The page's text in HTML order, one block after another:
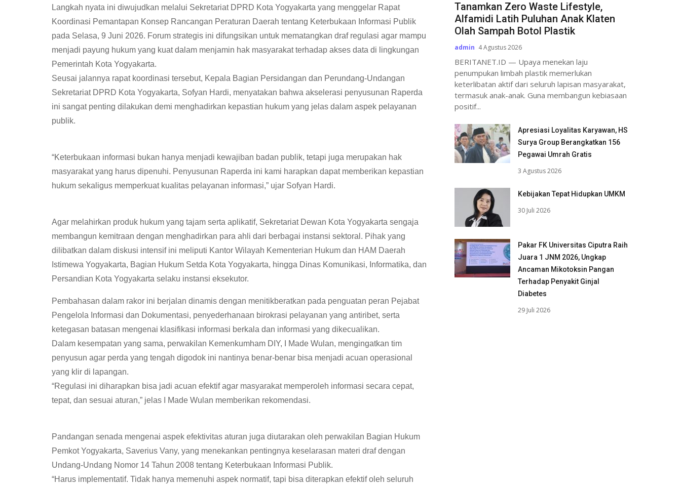
Langkah nyata ini diwujudkan melalui Sekretariat DPRD Kota Yogyakarta yang menggelar Rapat
Koordinasi Pemantapan Konsep Rancangan Peraturan Daerah tentang Keterbukaan Informasi Publik
pada Selasa, 9 Juni 2026. Forum strategis ini difungsikan untuk mematangkan draf regulasi agar mampu
menjadi payung hukum yang kuat dalam menjamin hak masyarakat terhadap akses data di lingkungan
Pemerintah Kota Yogyakarta.
Seusai jalannya rapat koordinasi tersebut, Kepala Bagian Persidangan dan Perundang-Undangan
Sekretariat DPRD Kota Yogyakarta, Sofyan Hardi, menyatakan bahwa akselerasi penyusunan Raperda
ini sangat penting dilakukan demi menghadirkan kepastian hukum yang jelas dalam aspek pelayanan
publik.
“Keterbukaan informasi bukan hanya menjadi kewajiban badan publik, tetapi juga merupakan hak
masyarakat yang harus dipenuhi. Penyusunan Raperda ini kami harapkan dapat memberikan kepastian
hukum sekaligus memperkuat kualitas pelayanan informasi,” ujar Sofyan Hardi.
Agar melahirkan produk hukum yang tajam serta aplikatif, Sekretariat Dewan Kota Yogyakarta sengaja
membangun kemitraan dengan menghadirkan para ahli dari berbagai instansi sektoral. Pihak yang
dilibatkan dalam diskusi intensif ini meliputi Kantor Wilayah Kementerian Hukum dan HAM Daerah
Istimewa Yogyakarta, Bagian Hukum Setda Kota Yogyakarta, hingga Dinas Komunikasi, Informatika, dan
Persandian Kota Yogyakarta selaku instansi eksekutor.
Pembahasan dalam rakor ini berjalan dinamis dengan menitikberatkan pada penguatan peran Pejabat
Pengelola Informasi dan Dokumentasi, penyederhanaan birokrasi pelayanan yang antiribet, serta
ketegasan batasan mengenai klasifikasi informasi berkala dan informasi yang dikecualikan.
Dalam kesempatan yang sama, perwakilan Kemenkumham DIY, I Made Wulan, mengingatkan tim
penyusun agar perda yang tengah digodok ini nantinya benar-benar bisa menjadi acuan operasional
yang klir di lapangan.
“Regulasi ini diharapkan bisa jadi acuan efektif agar masyarakat memperoleh informasi secara cepat,
tepat, dan sesuai aturan,” jelas I Made Wulan memberikan rekomendasi.
Pandangan senada mengenai aspek efektivitas aturan juga diutarakan oleh perwakilan Bagian Hukum
Pemkot Yogyakarta, Saverius Vany, yang menekankan pentingnya keselarasan materi draf dengan
Undang-Undang Nomor 14 Tahun 2008 tentang Keterbukaan Informasi Publik.
“Harus implementatif. Tidak hanya memenuhi aspek normatif, tapi bisa diterapkan efektif oleh seluruh
Tanamkan Zero Waste Lifestyle,
Alfamidi Latih Puluhan Anak Klaten
Olah Sampah Botol Plastik
admin 4 Agustus 2026
BERITANET.ID — Upaya menekan laju
penumpukan limbah plastik memerlukan
keterlibatan aktif dari seluruh lapisan masyarakat,
termasuk anak-anak. Guna membangun kebiasaan
positif...
Apresiasi Loyalitas Karyawan, HS
Surya Group Berangkatkan 156
Pegawai Umrah Gratis
3 Agustus 2026
Kebijakan Tepat Hidupkan UMKM
30 Juli 2026
Pakar FK Universitas Ciputra Raih
Juara 1 JNM 2026, Ungkap
Ancaman Mikotoksin Pangan
Terhadap Penyakit Ginjal
Diabetes
29 Juli 2026